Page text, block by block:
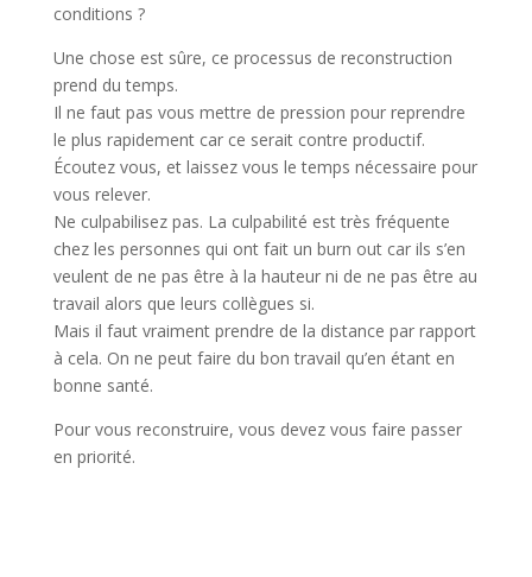
conditions ?
Une chose est sûre, ce processus de reconstruction
prend du temps.
Il ne faut pas vous mettre de pression pour reprendre
le plus rapidement car ce serait contre productif.
Écoutez vous, et laissez vous le temps nécessaire pour
vous relever.
Ne culpabilisez pas. La culpabilité est très fréquente
chez les personnes qui ont fait un burn out car ils s’en
veulent de ne pas être à la hauteur ni de ne pas être au
travail alors que leurs collègues si.
Mais il faut vraiment prendre de la distance par rapport
à cela. On ne peut faire du bon travail qu’en étant en
bonne santé.
Pour vous reconstruire, vous devez vous faire passer
en priorité.